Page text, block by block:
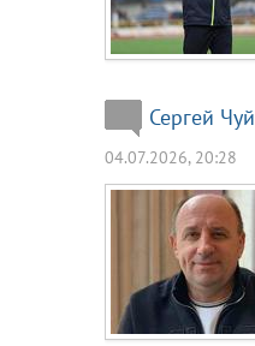
Сергей
04.07.2026, 20:28